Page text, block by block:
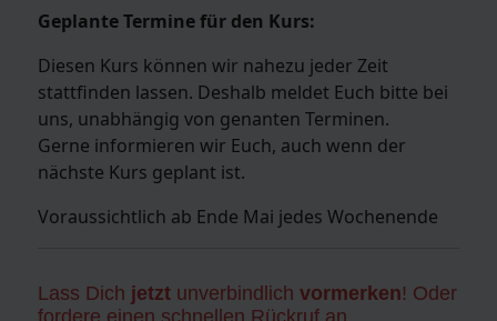
Geplante Termine für den Kurs:
Diesen Kurs können wir nahezu jeder Zeit
stattfinden lassen. Deshalb meldet Euch bitte bei
uns, unabhängig von genanten Terminen.
Gerne informieren wir Euch, auch wenn der
nächste Kurs geplant ist.
Voraussichtlich ab Ende Mai jedes Wochenende
Lass Dich jetzt unverbindlichvormerken! Oder